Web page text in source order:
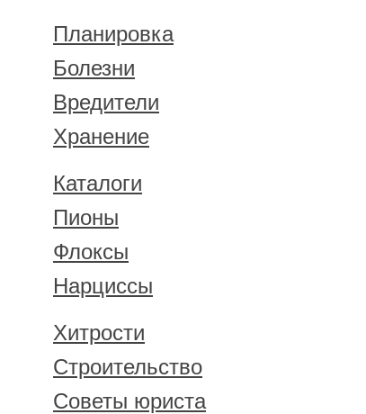
Планировка
Болезни
Вредители
Хранение
Каталоги
Пионы
Флоксы
Нарциссы
Хитрости
Строительство
Советы юриста